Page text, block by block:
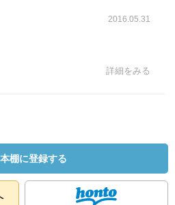
2016.05.31
詳細をみる
本棚に登録する